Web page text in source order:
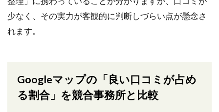
少なく、その実力が客観的に判断しづらい点が懸念さ
れます。
Googleマップの「良い口コミが占め
る割合」を競合事務所と比較